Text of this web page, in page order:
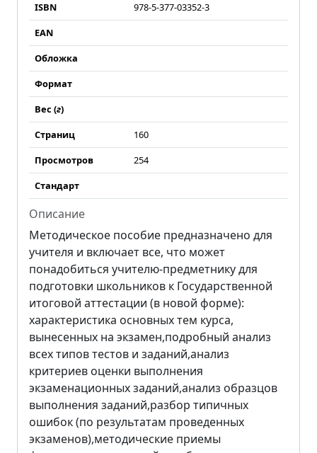
ISBN
978-5-377-03352-3
EAN
Обложка
Формат
Вес (г)
Страниц
160
Просмотров
254
Стандарт
Описание
Методическое пособие предназначено для
учителя и включает все, что может
понадобиться учителю-предметнику для
подготовки школьников к Государственной
итоговой аттестации (в новой форме):
характеристика основных тем курса,
вынесенных на экзамен,подробный анализ
всех типов тестов и заданий,анализ
критериев оценки выполнения
экзаменационных заданий,анализ образцов
выполнения заданий,разбор типичных
ошибок (по результатам проведенных
экзаменов),методические приемы